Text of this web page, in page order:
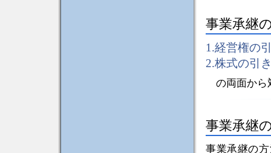
事業承継
1.経営権の
2.株式の引
の両面から
事業承継
事業承継の